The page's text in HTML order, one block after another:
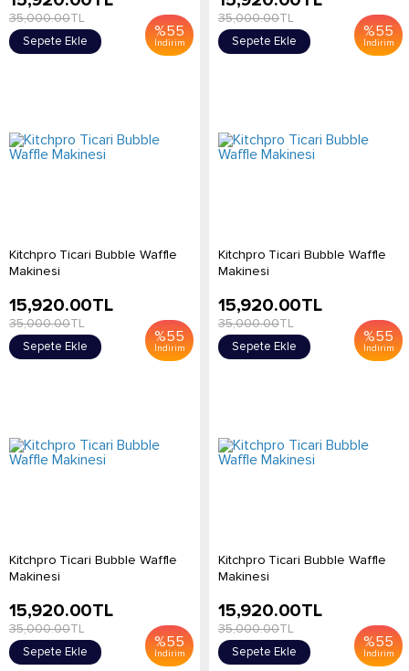
%55
İndirim
35,000.00TL
Sepete Ekle
%55
İndirim
35,000.00TL
Sepete Ekle
Kitchpro Ticari Bubble Waffle
Makinesi
%55
İndirim
15,920.00TL
35,000.00TL
Sepete Ekle
Kitchpro Ticari Bubble Waffle
Makinesi
%55
İndirim
15,920.00TL
35,000.00TL
Sepete Ekle
Kitchpro Ticari Bubble Waffle
Makinesi
%55
İndirim
15,920.00TL
35,000.00TL
Sepete Ekle
Kitchpro Ticari Bubble Waffle
Makinesi
%55
İndirim
15,920.00TL
35,000.00TL
Sepete Ekle